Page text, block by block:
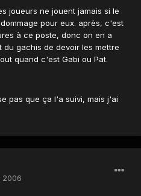
joueurs ne jouent jamais si le
pour eux. après, c'est
à ce poste, donc on en a
gachis de devoir les mettre
quand c'est Gabi ou Pat.
pas que ça l'a suivi, mais j'ai
2006